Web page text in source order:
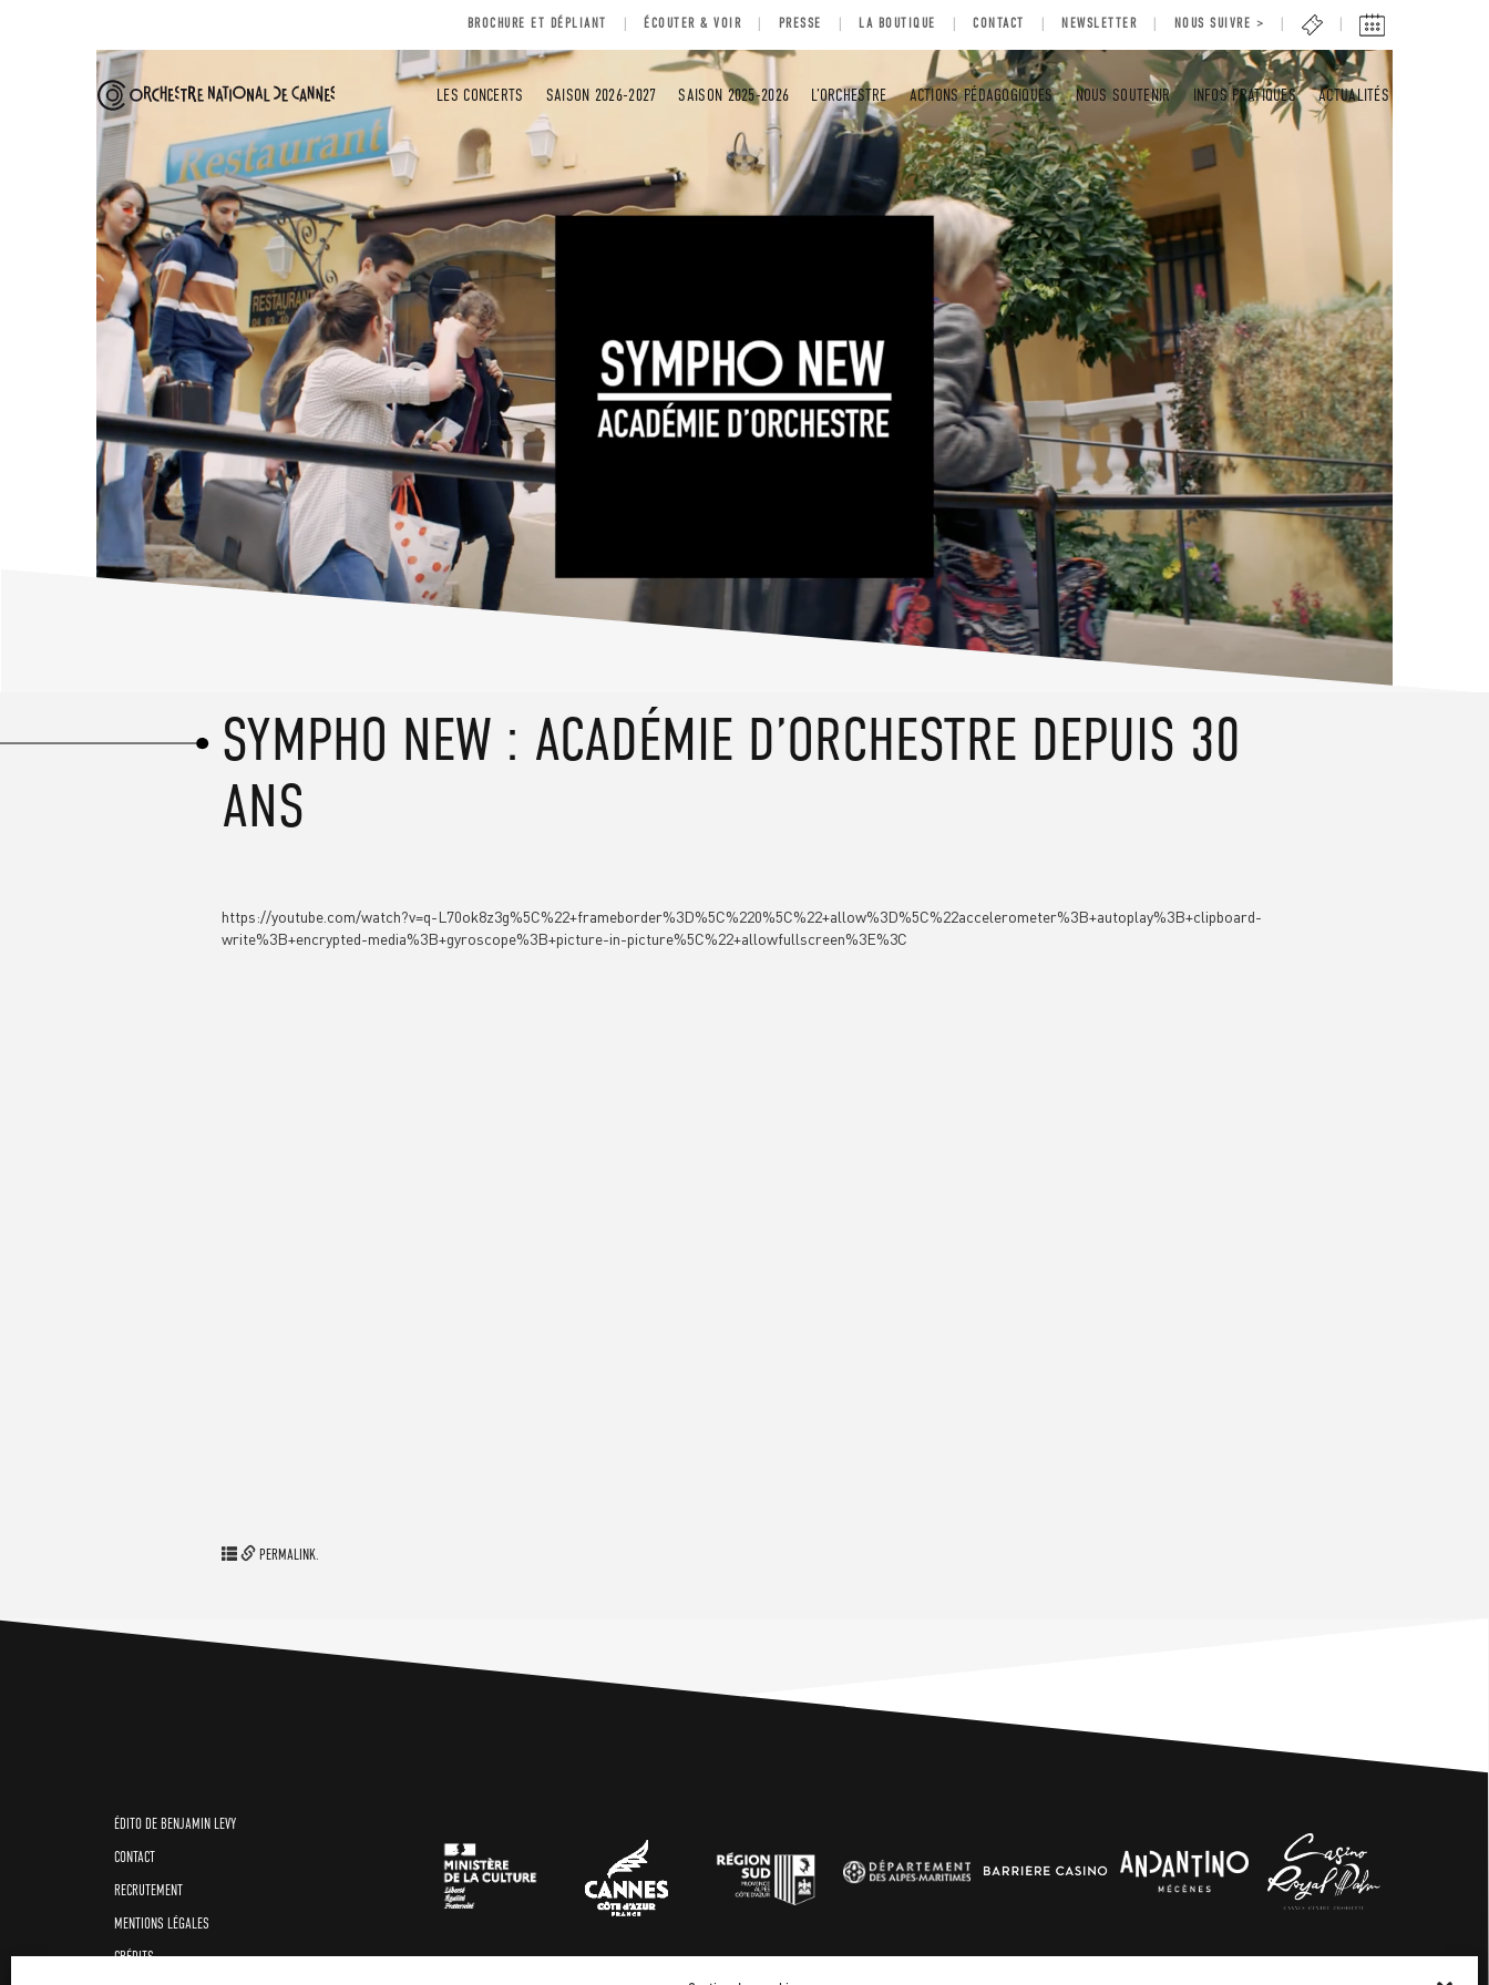
BROCHURE ET DÉPLIANT ÉCOUTER & VOIR PRESSE LA BOUTIQUE CONTACT NEWSLETTER NOUS SUIVRE >
LES CONCERTS SAISON 2026-2027 SAISON 2025-2026 L’ORCHESTRE ACTIONS PÉDAGOGIQUES NOUS SOUTENIR INFOS PRATIQUES ACTUALITÉS
TO
SYMPHO NEW : ACADÉMIE D’ORCHESTRE DEPUIS 30
ANS
https://youtube.com/watch?v=q-L70ok8z3g%5C%22+frameborder%3D%5C%220%5C%22+allow%3D%5C%22accelerometer%3B+autoplay%3B+clipboard-
write%3B+encrypted-media%3B+gyroscope%3B+picture-in-picture%5C%22+allowfullscreen%3E%3C
PERMALINK
ÉDITO DE BENJAMIN LEVY
CONTACT
RECRUTEMENT
MENTIONS LÉGALES
CRÉDITS